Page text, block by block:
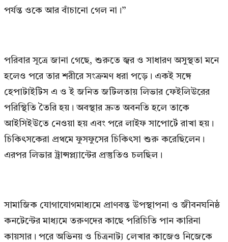
পর্যন্ত ওকে আর বাঁচানো গেল না।”
পরিবার সূত্রে জানা গেছে, শুরুতে জ্বর ও সাধারণ অসুস্থতা মনে
হলেও পরে তার শরীরে সংক্রমণ ধরা পড়ে। একই সঙ্গে
হেপাটাইটিস এ ও ই জনিত জটিলতায় লিভার ফেইলিউরের
পরিস্থিতি তৈরি হয়। অবস্থার দ্রুত অবনতি হলে তাকে
আইসিইউতে নেওয়া হয় এবং পরে লাইফ সাপোর্টে রাখা হয়।
চিকিৎসকেরা প্রথমে ফুসফুসের চিকিৎসা শুরু করেছিলেন।
এরপর লিভার ট্রান্সপ্ল্যান্টের প্রস্তুতিও চলছিল।
সামাজিক যোগাযোগমাধ্যমে প্রাণবন্ত উপস্থাপনা ও জীবনঘনিষ্ঠ
কনটেন্টের মাধ্যমে তরুণদের কাছে পরিচিতি পান কারিনা
কায়সার। পরে অভিনয় ও চিত্রনাট্য লেখার কাজেও নিজেকে